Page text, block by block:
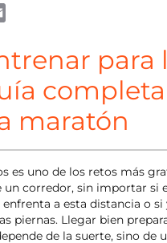
para
maratón
es uno de los retos más
un corredor, sin importar si
enfrenta a esta distancia o si
piernas. Llegar bien
de la suerte, sino de